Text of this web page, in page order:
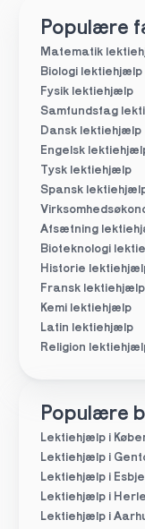
Populære
Matematik
Biologi lektiehjælp
Fysik lektiehjælp
Samfundsfag
Dansk lektiehjælp
Engelsk
Tysk lektiehjælp
Spansk
Afsætning
Bioteknologi
Historie
Fransk lektiehjælp
Kemi lektiehjælp
Latin lektiehjælp
Religion
Populære
Lektiehjælp i
Lektiehjælp i
Lektiehjælp i
Lektiehjælp i
Lektiehjælp i